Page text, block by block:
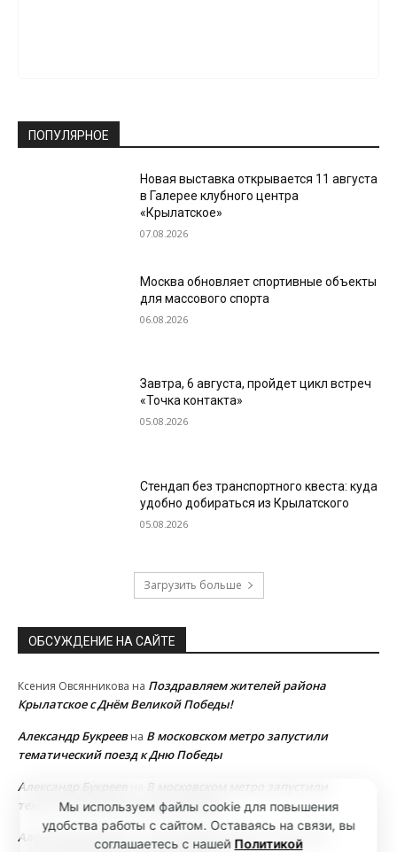
ПОПУЛЯРНОЕ
Новая выставка открывается 11 августа
в Галерее клубного центра
«Крылатское»
07.08.2026
Москва обновляет спортивные объекты
для массового спорта
06.08.2026
Завтра, 6 августа, пройдет цикл встреч
«Точка контакта»
05.08.2026
Стендап без транспортного квеста: куда
удобно добираться из Крылатского
05.08.2026
Загрузить больше
ОБСУЖДЕНИЕ НА САЙТЕ
Ксения Овсянникова на Поздравляем жителей района
Крылатское с Днём Великой Победы!
Александр Букреевна В московском метро запустили
тематический поезд к Дню Победы
Александр Букреев
В московском метро запустили
тематический поезд к Дню Победы
Александр Букреев
В московском метро запустили
Мы используем файлы cookie для повышения
удобства работы с сайтом. Оставаясь на связи, вы
соглашаетесь с нашей Политикой